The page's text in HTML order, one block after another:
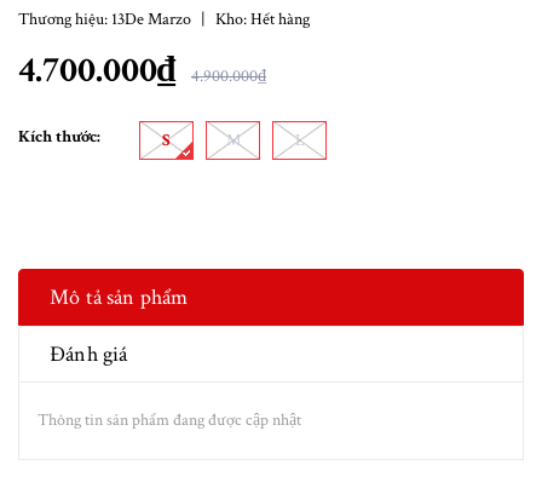
Thương hiệu: 13De Marzo | Kho:Hết hàng
4.700.000₫ 4.900.000₫
Kích thước: S M L
Mô tả sản phẩm
Đánh giá
Thông tin sản phẩm đang được cập nhật